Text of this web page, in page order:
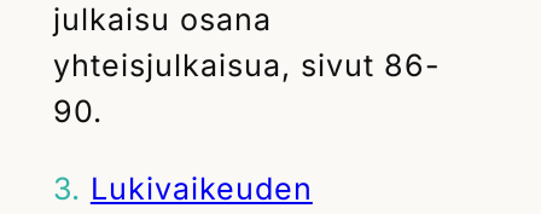
julkaisu osana
yhteisjulkaisua, sivut 86-
90.
3. Lukivaikeuden